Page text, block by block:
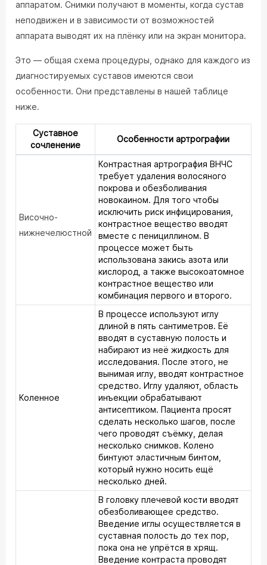
аппаратом. Снимки получают в моменты, когда сустав
неподвижен и в зависимости от возможностей
аппарата выводят их на плёнку или на экран монитора.
Это — общая схема процедуры, однако для каждого из
диагностируемых суставов имеются свои
особенности. Они представлены в нашей таблице
ниже.
Суставное
сочленение
Особенности артрографии
Височно-
нижнечелюстной
Контрастная артрография ВНЧС
требует удаления волосяного
покрова и обезболивания
новокаином. Для того чтобы
исключить риск инфицирования,
контрастное вещество вводят
вместе с пенициллином. В
процессе может быть
использована закись азота или
кислород, а также высокоатомное
контрастное вещество или
комбинация первого и второго.
Коленное
В процессе используют иглу
длиной в пять сантиметров. Её
вводят в суставную полость и
набирают из неё жидкость для
исследования. После этого, не
вынимая иглу, вводят контрастное
средство. Иглу удаляют, область
инъекции обрабатывают
антисептиком. Пациента просят
сделать несколько шагов, после
чего проводят съёмку, делая
несколько снимков. Колено
бинтуют эластичным бинтом,
который нужно носить ещё
несколько дней.
В головку плечевой кости вводят
обезболивающее средство.
Введение иглы осуществляется в
суставная полость до тех пор,
пока она не упрётся в хрящ.
Введение контраста проводят